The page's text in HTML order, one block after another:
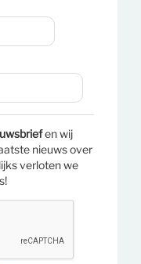
en wij
nieuws over
verloten we